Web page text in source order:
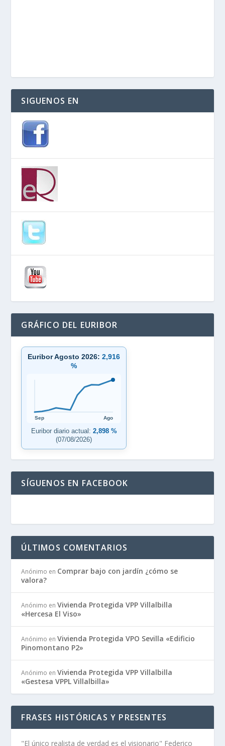
SIGUENOS EN
GRÁFICO DEL EURIBOR
Euribor Agosto 2026:2,916
%
Sep Ago
Euribor diario actual: 2,898 %
(07/08/2026)
SÍGUENOS EN FACEBOOK
ÚLTIMOS COMENTARIOS
Anónimo en Comprar bajo con jardín ¿cómo se
valora?
Anónimo enVivienda Protegida VPP Villalbilla
«Hercesa El Viso»
Anónimo enVivienda Protegida VPO Sevilla «Edificio
Pinomontano P2»
Anónimo enVivienda Protegida VPP Villalbilla
«Gestesa VPPL Villalbilla»
FRASES HISTÓRICAS Y PRESENTES
"El único realista de verdad es el visionario" Federico